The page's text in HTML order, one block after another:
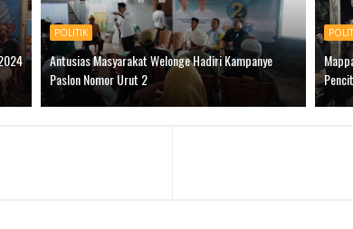
POLITIK
Antusias Masyarakat Welonge Hadiri Kampanye
Paslon Nomor Urut 2